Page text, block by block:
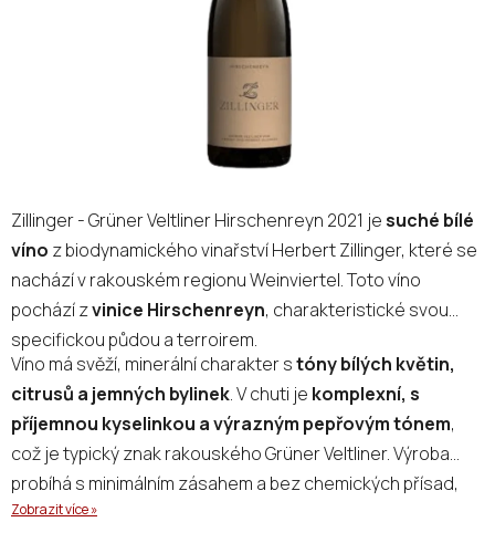
Zillinger - Grüner Veltliner Hirschenreyn 2021 jesuché bílé
víno z biodynamického vinařství Herbert Zillinger, které se
nachází v rakouském regionu Weinviertel. Toto víno
pochází zvinice Hirschenreyn, charakteristické svou
specifickou půdou a terroirem.
Víno má svěží, minerální charakter stóny bílých květin,
citrusů a jemných bylinek. V chuti je komplexní, s
příjemnou kyselinkou a výrazným pepřovým tónem,
což je typický znak rakouského Grüner Veltliner. Výroba
probíhá s minimálním zásahem a bez chemických přísad,
přičemž se využívají spontánní kvašení a biodynamické
Zobrazit více »